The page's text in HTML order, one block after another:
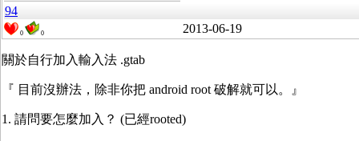
94
0 0 2013-06-19
關於自行加入輸入法 .gtab
『 目前沒辦法，除非你把 android root 破解就可以。』
1. 請問要怎麼加入？ (已經rooted)